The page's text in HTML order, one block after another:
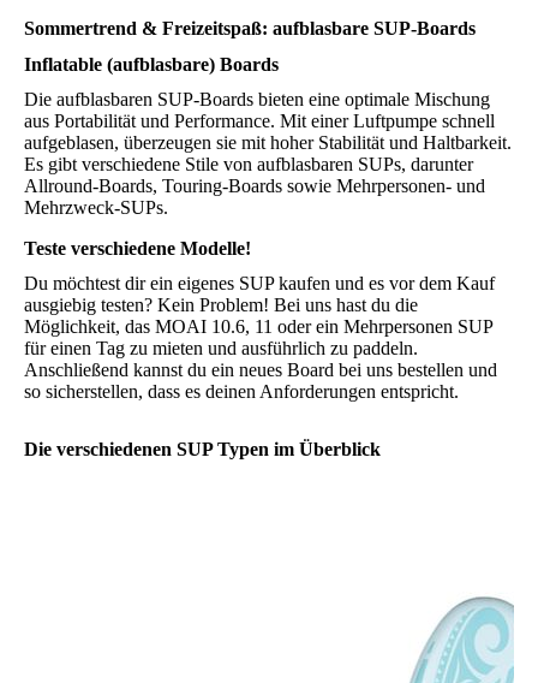
Sommertrend & Freizeitspaß: aufblasbare SUP-Boards
Inflatable (aufblasbare) Boards
Die aufblasbaren SUP-Boards bieten eine optimale Mischung
aus Portabilität und Performance. Mit einer Luftpumpe schnell
aufgeblasen, überzeugen sie mit hoher Stabilität und Haltbarkeit.
Es gibt verschiedene Stile von aufblasbaren SUPs, darunter
Allround-Boards, Touring-Boards sowie Mehrpersonen- und
Mehrzweck-SUPs.
Teste verschiedene Modelle!
Du möchtest dir ein eigenes SUP kaufen und es vor dem Kauf
ausgiebig testen? Kein Problem! Bei uns hast du die
Möglichkeit, das MOAI 10.6, 11 oder ein Mehrpersonen SUP
für einen Tag zu mieten und ausführlich zu paddeln.
Anschließend kannst du ein neues Board bei uns bestellen und
so sicherstellen, dass es deinen Anforderungen entspricht.
Die verschiedenen SUP Typen im Überblick